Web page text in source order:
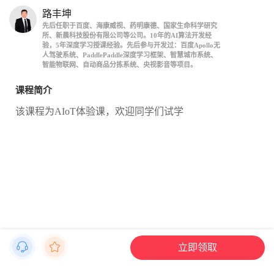
路丰坤
先后任职于百度、海康威视、药明康德、国家生命科学研究
所、新晨科技股份有限公司等公司。10年的AI算法开发经
验，5年深度学习授课经验。先后参与开发过：百度Apollo无
人驾驶系统、PaddlePaddle深度学习框架、智慧城市系统、
智能物联网、自动商品分拣系统、央视影音等项目。
课程简介
该课程为AIoT体验课，欢迎同学们试学
立即领取